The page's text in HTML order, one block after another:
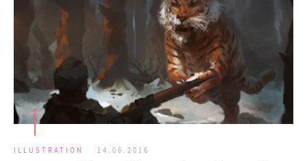
ILLUSTRATION 14.06.2016